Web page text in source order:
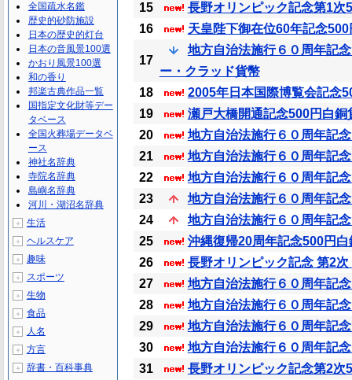
15
長野オリンピック記念第1次
16
天皇陛下御在位60年記念
17
地方自治法施行６０周年記
ー・クラッド貨幣
18
2005年日本国際博覧会記念
19
瀬戸大橋開通記念500円白銅
20
地方自治法施行６０周年記
21
地方自治法施行６０周年記
22
地方自治法施行６０周年記
23
地方自治法施行６０周年記
24
地方自治法施行６０周年記
25
沖縄復帰20周年記念500円白
26
長野オリンピック記念 第2
27
地方自治法施行６０周年記
28
地方自治法施行６０周年記
29
地方自治法施行６０周年記
30
地方自治法施行６０周年記
31
長野オリンピック記念第2次
全国疏水名鑑
歴史的砂防施設
日本の歴史的灯台
日本の音風景100選
かおり風景100選
和の香り
邦楽古典作品一覧
国指定文化財等デー
タベース
全国火葬場データベ
ース
神社名辞典
寺院名辞典
島嶼名辞典
河川・湖沼名辞典
＋ 生活
＋ ヘルスケア
＋ 趣味
＋ スポーツ
＋ 生物
＋ 食品
＋ 人名
＋ 方言
＋ 辞書・百科事典